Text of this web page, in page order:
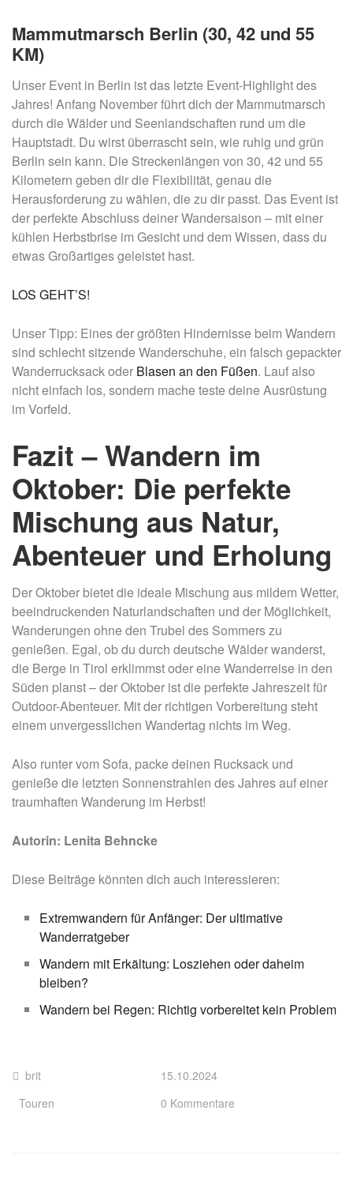
Mammutmarsch Berlin (30, 42 und 55
KM)
Unser Event in Berlin ist das letzte Event-Highlight des
Jahres! Anfang November führt dich der Mammutmarsch
durch die Wälder und Seenlandschaften rund um die
Hauptstadt. Du wirst überrascht sein, wie ruhig und grün
Berlin sein kann. Die Streckenlängen von 30, 42 und 55
Kilometern geben dir die Flexibilität, genau die
Herausforderung zu wählen, die zu dir passt. Das Event ist
der perfekte Abschluss deiner Wandersaison – mit einer
kühlen Herbstbrise im Gesicht und dem Wissen, dass du
etwas Großartiges geleistet hast.
LOS GEHT’S!
Unser Tipp: Eines der größten Hindernisse beim Wandern
sind schlecht sitzende Wanderschuhe, ein falsch gepackter
Wanderrucksack oder Blasen an den Füßen. Lauf also
nicht einfach los, sondern mache teste deine Ausrüstung
im Vorfeld.
Fazit – Wandern im
Oktober: Die perfekte
Mischung aus Natur,
Abenteuer und Erholung
Der Oktober bietet die ideale Mischung aus mildem Wetter,
beeindruckenden Naturlandschaften und der Möglichkeit,
Wanderungen ohne den Trubel des Sommers zu
genießen. Egal, ob du durch deutsche Wälder wanderst,
die Berge in Tirol erklimmst oder eine Wanderreise in den
Süden planst – der Oktober ist die perfekte Jahreszeit für
Outdoor-Abenteuer. Mit der richtigen Vorbereitung steht
einem unvergesslichen Wandertag nichts im Weg.
Also runter vom Sofa, packe deinen Rucksack und
genieße die letzten Sonnenstrahlen des Jahres auf einer
traumhaften Wanderung im Herbst!
Autorin: Lenita Behncke
Diese Beiträge könnten dich auch interessieren:
Extremwandern für Anfänger: Der ultimative
Wanderratgeber
Wandern mit Erkältung: Losziehen oder daheim
bleiben?
Wandern bei Regen: Richtig vorbereitet kein Problem
brit
Touren
15.10.2024
0 Kommentare